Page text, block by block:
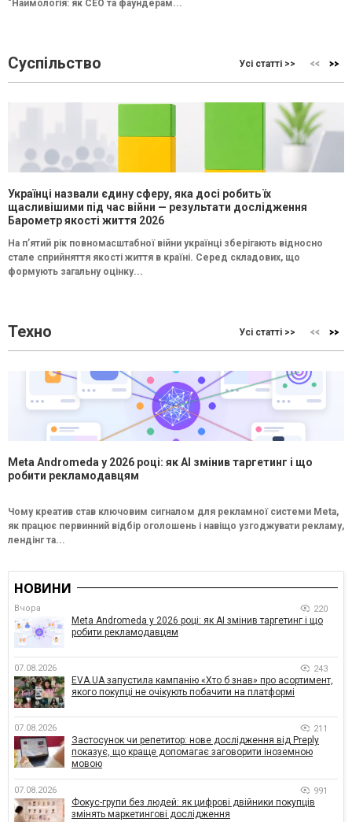
"Наймологія: як СEO та фаундерам...
Суспільство Усі статті >>
Українці назвали єдину сферу, яка досі робить їх
щасливішими під час війни — результати дослідження
Барометр якості життя 2026
На п’ятий рік повномасштабної війни українці зберігають відносно
стале сприйняття якості життя в країні. Серед складових, що
формують загальну оцінку...
Техно Усі статті >>
Meta Andromeda у 2026 році: як AI змінив таргетинг і що
робити рекламодавцям
Чому креатив став ключовим сигналом для рекламної системи Meta,
як працює первинний відбір оголошень і навіщо узгоджувати рекламу,
лендінг та...
НОВИНИ
Вчора 220
Meta Andromeda у 2026 році: як AI змінив таргетинг і що
робити рекламодавцям
07.08.2026 243
EVA.UA запустила кампанію «Хто б знав» про асортимент,
якого покупці не очікують побачити на платформі
07.08.2026 211
Застосунок чи репетитор: нове дослідження від Preply
показує, що краще допомагає заговорити іноземною
мовою
07.08.2026 991
Фокус-групи без людей: як цифрові двійники покупців
змінять маркетингові дослідження